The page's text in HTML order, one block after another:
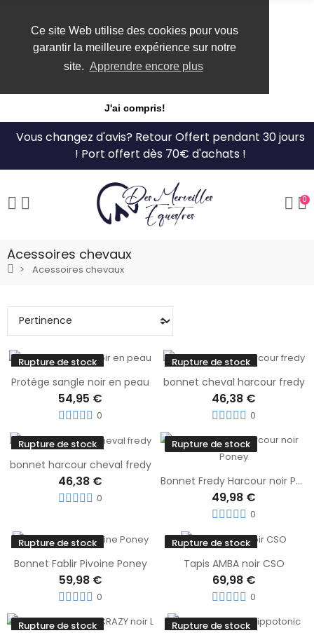
Ce site Web utilise des cookies pour vous
garantir la meilleure expérience sur notre
site. Apprendre encore plus
J'ai compris!
Vous changez d'avis? Retour Offert pendant 30 jours
! Port offert dès 70€ d'achats !
0
Acessoires chevaux
Acessoires chevaux
Rupture de stock
Protège sangle noir en peau
54,95 €
0
Rupture de stock
bonnet cheval harcour fredy
46,38 €
0
Rupture de stock
bonnet harcour cheval fredy
46,38 €
0
Rupture de stock
Bonnet Fredy Harcour noir Poney
49,98 €
0
Rupture de stock
Bonnet Fablir Pivoine Poney
59,98 €
0
Rupture de stock
Tapis AMBA noir CSO
69,98 €
0
Rupture de stock Rupture de stock